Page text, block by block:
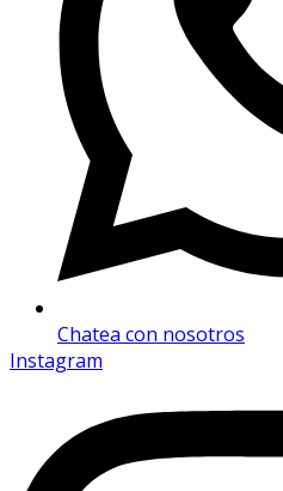
Chatea con nosotros
Instagram